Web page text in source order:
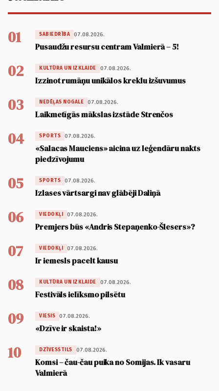
01 SABIEDRĪBA 07.08.2026.
Pusaudžu resursu centram Valmierā – 5!
02 KULTŪRA UN IZKLAIDE 07.08.2026.
Izzinot rumāņu unikālos kreklu izšuvumus
03 NEDĒĻAS NOGALE 07.08.2026.
Laikmetīgās mākslas izstāde Strenčos
04 SPORTS 07.08.2026.
«Salacas Mauciens» aicina uz leģendāru nakts
piedzīvojumu
05 SPORTS 07.08.2026.
Izlases vārtsargi nav glābēji Daliņā
06 VIEDOKĻI 07.08.2026.
Premjers būs «Andris Stepaņenko-Šlesers»?
07 VIEDOKĻI 07.08.2026.
Ir iemesls pacelt kausu
08 KULTŪRA UN IZKLAIDE 07.08.2026.
Festivāls ielīksmo pilsētu
09 VIESIS 07.08.2026.
«Dzīve ir skaista!»
10 DZĪVESSTILS 07.08.2026.
Komsi – čau-čau puika no Somijas. Ik vasaru
Valmierā